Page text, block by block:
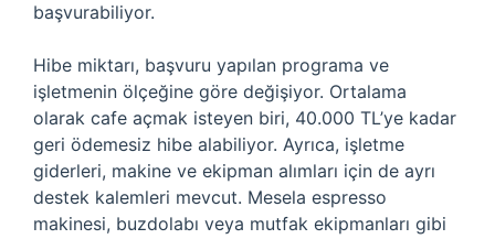
başvurabiliyor.
Hibe miktarı, başvuru yapılan programa ve
işletmenin ölçeğine göre değişiyor. Ortalama
olarak cafe açmak isteyen biri, 40.000 TL’ye kadar
geri ödemesiz hibe alabiliyor. Ayrıca, işletme
giderleri, makine ve ekipman alımları için de ayrı
destek kalemleri mevcut. Mesela espresso
makinesi, buzdolabı veya mutfak ekipmanları gibi